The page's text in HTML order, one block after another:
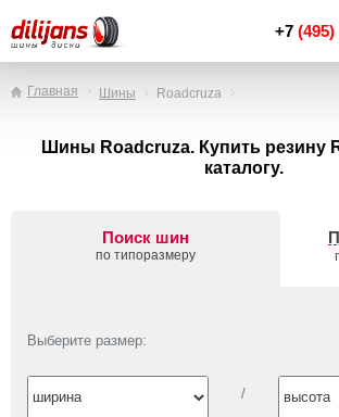
+7 (495)
Главная Шины Roadcruza
Шины Roadcruza. Купить резину
каталогу.
Поиск шин
по типоразмеру
Выберите размер:
/